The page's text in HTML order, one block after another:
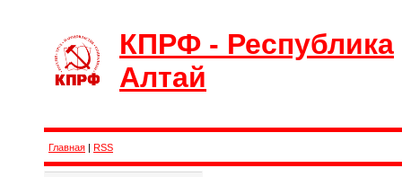
КПРФ - Республика
Алтай
Главная | RSS